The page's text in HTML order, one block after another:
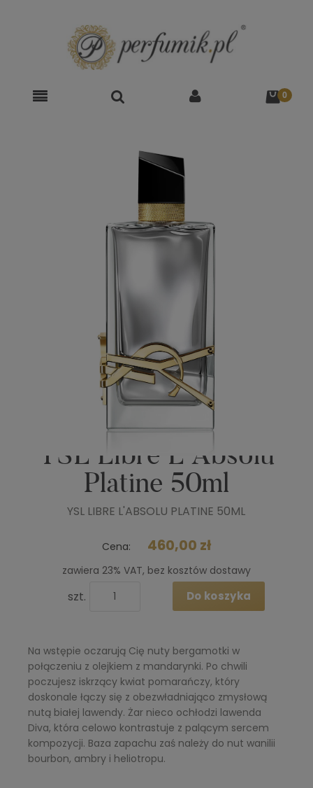
YSL Libre L'Absolu
Platine 50ml
YSL LIBRE L'ABSOLU PLATINE 50ML
Cena: 460,00 zł
zawiera 23% VAT, bez kosztów dostawy
szt. Do koszyka
Na wstępie oczarują Cię nuty bergamotki w
połączeniu z olejkiem z mandarynki. Po chwili
poczujesz iskrzący kwiat pomarańczy, który
doskonale łączy się z obezwładniająco zmysłową
nutą białej lawendy. Żar nieco ochłodzi lawenda
Diva, która celowo kontrastuje z palącym sercem
kompozycji. Baza zapachu zaś należy do nut wanilii
bourbon, ambry i heliotropu.